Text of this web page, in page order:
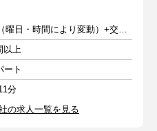
時給1200円～（曜日・時間により変動）+交通費
以上
ート
分
の求人一覧を見る